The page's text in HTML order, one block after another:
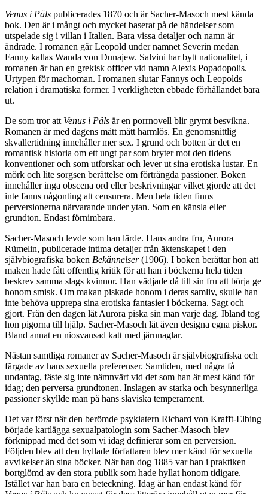
Venus i Päls publicerades 1870 och är Sacher-Masoch mest kända
bok. Den är i mångt och mycket baserat på de händelser som
utspelade sig i villan i Italien. Bara vissa detaljer och namn är
ändrade. I romanen går Leopold under namnet Severin medan
Fanny kallas Wanda von Dunajew. Salvini har bytt nationalitet, i
romanen är han en grekisk officer vid namn Alexis Popadopolis.
Urtypen för machoman. I romanen slutar Fannys och Leopolds
relation i dramatiska former. I verkligheten ebbade förhållandet bara
ut.
De som tror att Venus i Päls är en porrnovell blir grymt besvikna.
Romanen är med dagens mått mätt harmlös. En genomsnittlig
skvallertidning innehåller mer sex. I grund och botten är det en
romantisk historia om ett ungt par som bryter mot den tidens
konventioner och som utforskar och lever ut sina erotiska lustar. En
mörk och lite sorgsen berättelse om förträngda passioner. Boken
innehåller inga obscena ord eller beskrivningar vilket gjorde att det
inte fanns någonting att censurera. Men hela tiden finns
perversionerna närvarande under ytan. Som en känsla eller
grundton. Endast förnimbara.
Sacher-Masoch levde som han lärde. Hans andra fru, Aurora
Rümelin, publicerade intima detaljer från äktenskapet i den
självbiografiska boken Bekännelser(1906). I boken berättar hon att
maken hade fått offentlig kritik för att han i böckerna hela tiden
beskrev samma slags kvinnor. Han vädjade då till sin fru att börja ge
honom smisk. Om makan piskade honom i deras samliv, skulle han
inte behöva upprepa sina erotiska fantasier i böckerna. Sagt och
gjort. Från den dagen lät Aurora piska sin man varje dag. Ibland tog
hon pigorna till hjälp. Sacher-Masoch lät även designa egna piskor.
Bland annat en niosvansad katt med järnnaglar.
Nästan samtliga romaner av Sacher-Masoch är självbiografiska och
färgade av hans sexuella preferenser. Samtiden, med några få
undantag, fäste sig inte nämnvärt vid det som han är mest känd för
idag; den perversa grundtonen. Inslagen av starka och besynnerliga
passioner skyllde man på hans slaviska temperament.
Det var först när den berömde psykiatern Richard von Krafft-Elbing
började kartlägga sexualpatologin som Sacher-Masoch blev
förknippad med det som vi idag definierar som en perversion.
Följden blev att den hyllade författaren blev mer känd för sexuella
avvikelser än sina böcker. När han dog 1885 var han i praktiken
bortglömd av den stora publik som hade hyllat honom tidigare.
Istället var han bara en beteckning. Idag är han endast känd för